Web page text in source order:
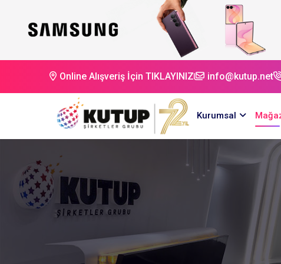
Online Alışveriş İçin TIKLAYINIZ info@kutup.net
Kurumsal